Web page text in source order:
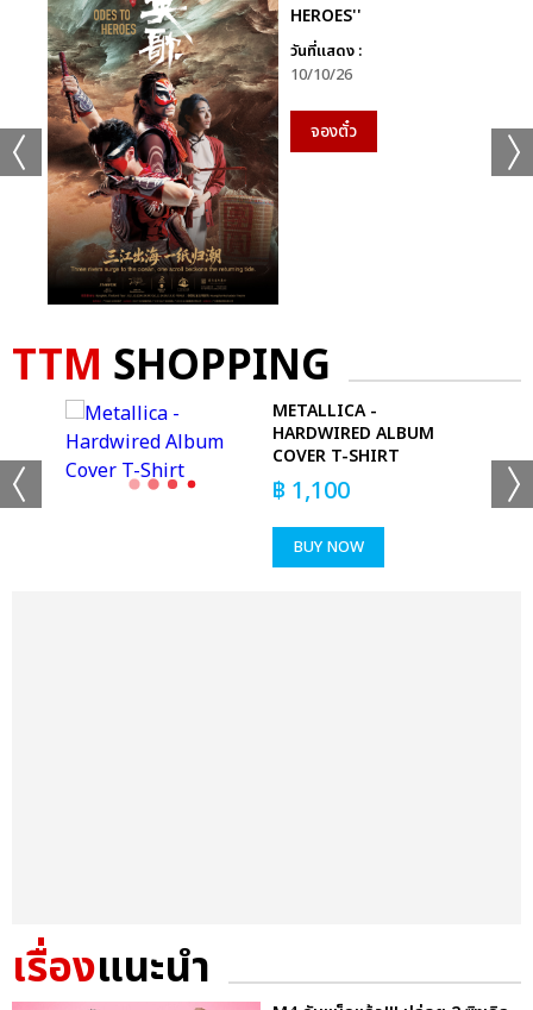
HEROES''
วันที่แสดง :
10/10/26
จองตั๋ว
TTM SHOPPING
METALLICA -
HARDWIRED ALBUM
COVER T-SHIRT
฿ 1,100
BUY NOW
เรื่องแนะนำ